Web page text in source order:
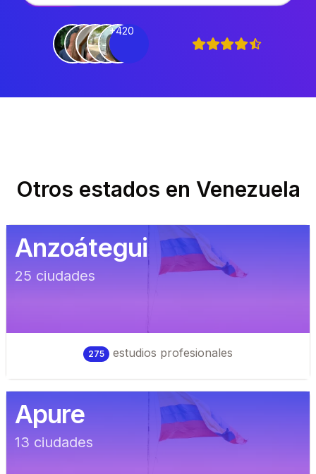
+420
Otros estados en Venezuela
Anzoátegui
25 ciudades
275 estudios profesionales
Apure
13 ciudades